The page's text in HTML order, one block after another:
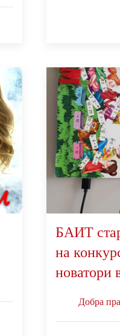
БАИТ
на
новатори
Добра